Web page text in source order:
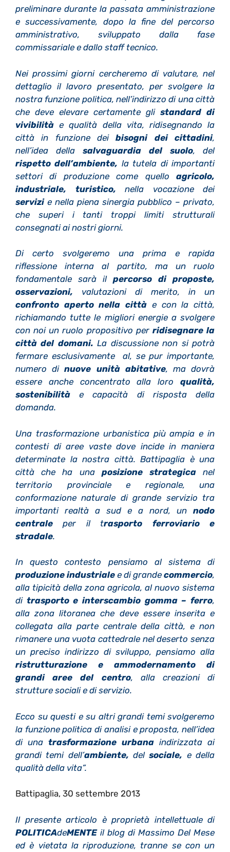
preliminare durante la passata amministrazione
e successivamente, dopo la fine del percorso
amministrativo, sviluppato dalla fase
commissariale e dallo staff tecnico.
Nei prossimi giorni cercheremo di valutare, nel
dettaglio il lavoro presentato, per svolgere la
nostra funzione politica, nell’indirizzo di una città
che deve elevare certamente glistandard di
vivibilità e qualità della vita, ridisegnando la
città in funzione deibisogni dei cittadini,
nell’idea della salvaguardia del suolo, del
rispetto dell’ambiente, la tutela di importanti
settori di produzione come quello agricolo,
industriale, turistico, nella vocazione dei
servizie nella piena sinergia pubblico – privato,
che superi i tanti troppi limiti strutturali
consegnati ai nostri giorni.
Di certo svolgeremo una prima e rapida
riflessione interna al partito, ma un ruolo
fondamentale sarà il percorso di proposte,
osservazioni, valutazioni di merito, in un
confronto aperto nella città e con la città,
richiamando tutte le migliori energie a svolgere
con noi un ruolo propositivo per ridisegnare la
città del domani. La discussione non si potrà
fermare esclusivamente al, se pur importante,
numero dinuove unità abitative, ma dovrà
essere anche concentrato alla loro qualità,
sostenibilità e capacità di risposta della
domanda.
Una trasformazione urbanistica più ampia e in
contesti di aree vaste dove incide in maniera
determinate la nostra città. Battipaglia è una
città che ha una posizione strategicanel
territorio provinciale e regionale, una
conformazione naturale di grande servizio tra
importanti realtà a sud e a nord, un nodo
centrale per il trasporto ferroviario e
stradale.
In questo contesto pensiamo al sistema di
produzione industriale e di grande commercio,
alla tipicità della zona agricola, al nuovo sistema
ditrasporto e interscambio gomma – ferro,
alla zona litoranea che deve essere inserita e
collegata alla parte centrale della città, e non
rimanere una vuota cattedrale nel deserto senza
un preciso indirizzo di sviluppo, pensiamo alla
ristrutturazione e ammodernamento di
grandi aree del centro, alla creazioni di
strutture sociali e di servizio.
Ecco su questi e su altri grandi temi svolgeremo
la funzione politica di analisi e proposta, nell’idea
di una trasformazione urbana indirizzata ai
grandi temi dell’ambiente, delsociale, e della
qualità della vita”.
Battipaglia, 30 settembre 2013
Il presente articolo è proprietà intellettuale di
POLITICAdeMENTEil blog di Massimo Del Mese
ed è vietata la riproduzione, tranne se con un